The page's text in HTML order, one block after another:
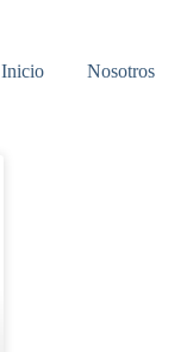
Inicio Nosotros